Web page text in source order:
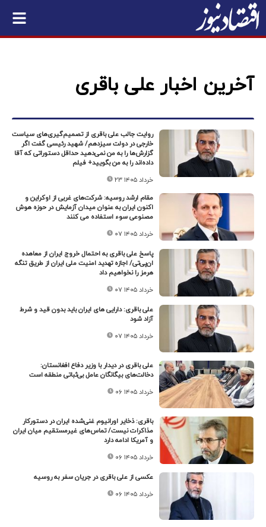
آخرین اخبار علی باقری
روایت جالب علی باقری از تصمیم‌گیری‌های سیاست
خارجی در دولت سیزدهم/ شهید رئیسی گفت اگر
گزارش‌ها را به من نمی‌دهید حداقل دستوراتی که آقا
داده‌اند را به من بگویید+ فیلم
۲۳ خرداد ۱۴۰۵
مقام ارشد روسیه: شرکت‌های غربی از اوکراین و
اکنون ایران به‌ عنوان میدان آزمایش در حوزه هوش
مصنوعی سوء استفاده می‌ کنند
۰۷ خرداد ۱۴۰۵
پاسخ علی باقری به احتمال خروج ایران از معاهده
ان‌پی‌تی/ اجازه تهدید امنیت ملی ایران از طریق تنگه
هرمز را نخواهیم داد
۰۷ خرداد ۱۴۰۵
علی باقری: دارایی های ایران باید بدون قید و شرط
آزاد شود
۰۷ خرداد ۱۴۰۵
علی باقری در دیدار با وزیر دفاع افغانستان:
دخالت‌های بیگانگان عامل بی‌ثباتی منطقه است
۰۶ خرداد ۱۴۰۵
باقری: ذخایر اورانیوم غنی‌شده ایران در دستورکار
مذاکرات نیست/ تماس‌های غیرمستقیم میان ایران
و آمریکا ادامه دارد
۰۶ خرداد ۱۴۰۵
عکسی از علی باقری در جریان سفر به روسیه
۰۶ خرداد ۱۴۰۵